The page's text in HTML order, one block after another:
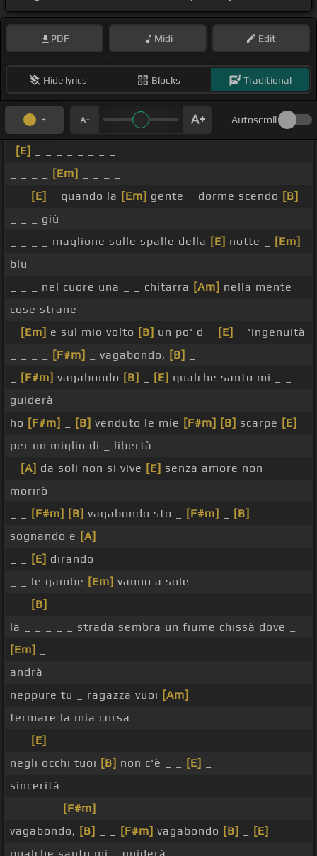
PDF Midi Edit
Hide lyrics Blocks Traditional
Autoscroll
[E]
[Em]
[E] _ quando la [Em] gente _ dorme scendo [B]
_ _ _ giù
_ _ _ _ maglione sulle spalle della [E] notte _
[Em]
blu _
_ _ _ nel cuore una _ _ chitarra [Am] nella mente
cose strane
[Em] e sul mio volto [B] un po' d _ [E]
_ 'ingenuità
[F#m] _ vagabondo, [B]
[F#m] vagabondo [B] [E] qualche santo mi _ _
guiderà
ho [F#m] [B] venduto le mie [F#m] [B] scarpe [E]
per un miglio di _ libertà
[A] da soli non si vive [E] senza amore non _
morirò
[F#m] [B] vagabondo sto _ [F#m]
[B]
sognando e [A]
[E] dirando
_ _ le gambe [Em] vanno a sole
[B]
la _ _ _ _ _ strada sembra un fiume chissà dove _
[Em]
andrà _ _ _ _ _
neppure tu _ ragazza vuoi [Am]
fermare la mia corsa
[E]
negli occhi tuoi [B] non c'è _ _ [E]
sincerità
[F#m]
vagabondo, [B] [F#m] vagabondo [B]
[E]